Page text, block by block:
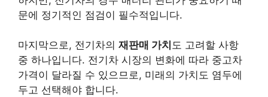
문에 정기적인 점검이 필수적입니다.
마지막으로, 전기차의 재판매 가치 도 고려할 사항
중 하나입니다. 전기차 시장의 변화에 따라 중고차
가격이 달라질 수 있으므로, 미래의 가치도 염두에
두고 선택해야 합니다.